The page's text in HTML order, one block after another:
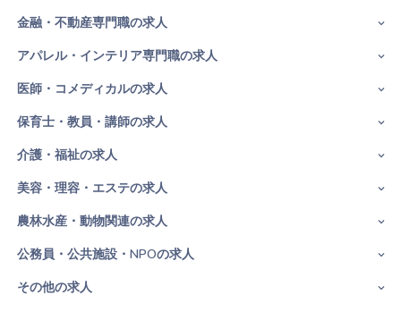
金融・不動産専門職の求人
アパレル・インテリア専門職の求人
医師・コメディカルの求人
保育士・教員・講師の求人
介護・福祉の求人
美容・理容・エステの求人
農林水産・動物関連の求人
公務員・公共施設・NPOの求人
その他の求人